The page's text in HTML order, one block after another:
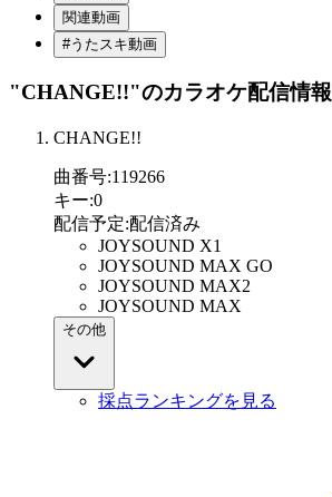
関連動画
#うたスキ動画
"CHANGE!!"のカラオケ配信情報
CHANGE!!
曲番号:119266
キー:0
配信予定:配信済み
JOYSOUND X1
JOYSOUND MAX GO
JOYSOUND MAX2
JOYSOUND MAX
その他
採点ランキングを見る